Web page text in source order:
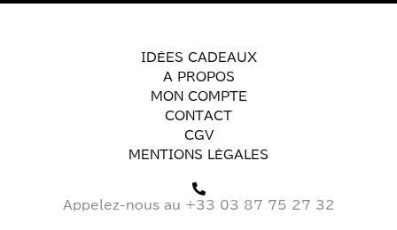
IDÉES CADEAUX
A PROPOS
MON COMPTE
CONTACT
CGV
MENTIONS LÉGALES
Appelez-nous au +33 03 87 75 27 32